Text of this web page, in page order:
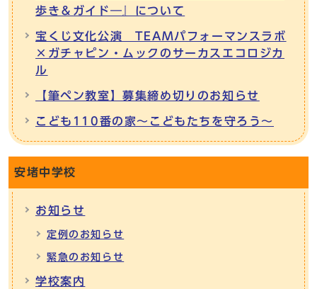
歩き＆ガイド―』について
宝くじ文化公演 TEAMパフォーマンスラボ
×ガチャピン・ムックのサーカスエコロジカ
ル
【筆ペン教室】募集締め切りのお知らせ
こども110番の家～こどもたちを守ろう～
安堵中学校
お知らせ
定例のお知らせ
緊急のお知らせ
学校案内